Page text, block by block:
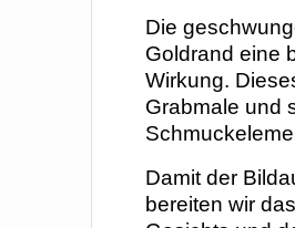
Die
Goldrand eine
Wirkung.
Grabmale und
Damit der
bereiten wir